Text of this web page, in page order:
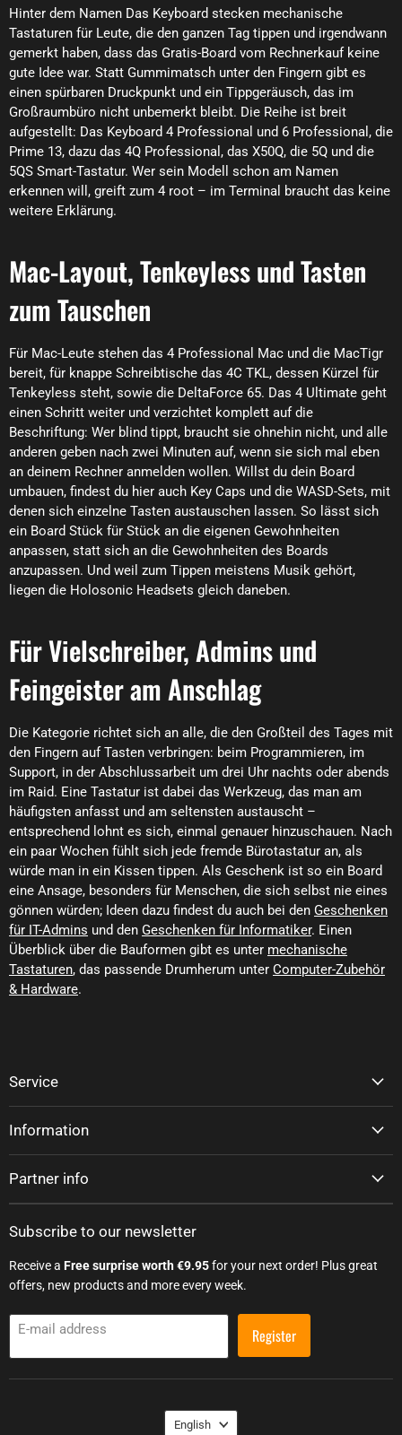
Hinter dem Namen Das Keyboard stecken mechanische
Tastaturen für Leute, die den ganzen Tag tippen und irgendwann
gemerkt haben, dass das Gratis-Board vom Rechnerkauf keine
gute Idee war. Statt Gummimatsch unter den Fingern gibt es
einen spürbaren Druckpunkt und ein Tippgeräusch, das im
Großraumbüro nicht unbemerkt bleibt. Die Reihe ist breit
aufgestellt: Das Keyboard 4 Professional und 6 Professional, die
Prime 13, dazu das 4Q Professional, das X50Q, die 5Q und die
5QS Smart-Tastatur. Wer sein Modell schon am Namen
erkennen will, greift zum 4 root – im Terminal braucht das keine
weitere Erklärung.
Mac-Layout, Tenkeyless und Tasten
zum Tauschen
Für Mac-Leute stehen das 4 Professional Mac und die MacTigr
bereit, für knappe Schreibtische das 4C TKL, dessen Kürzel für
Tenkeyless steht, sowie die DeltaForce 65. Das 4 Ultimate geht
einen Schritt weiter und verzichtet komplett auf die
Beschriftung: Wer blind tippt, braucht sie ohnehin nicht, und alle
anderen geben nach zwei Minuten auf, wenn sie sich mal eben
an deinem Rechner anmelden wollen. Willst du dein Board
umbauen, findest du hier auch Key Caps und die WASD-Sets, mit
denen sich einzelne Tasten austauschen lassen. So lässt sich
ein Board Stück für Stück an die eigenen Gewohnheiten
anpassen, statt sich an die Gewohnheiten des Boards
anzupassen. Und weil zum Tippen meistens Musik gehört,
liegen die Holosonic Headsets gleich daneben.
Für Vielschreiber, Admins und
Feingeister am Anschlag
Die Kategorie richtet sich an alle, die den Großteil des Tages mit
den Fingern auf Tasten verbringen: beim Programmieren, im
Support, in der Abschlussarbeit um drei Uhr nachts oder abends
im Raid. Eine Tastatur ist dabei das Werkzeug, das man am
häufigsten anfasst und am seltensten austauscht –
entsprechend lohnt es sich, einmal genauer hinzuschauen. Nach
ein paar Wochen fühlt sich jede fremde Bürotastatur an, als
würde man in ein Kissen tippen. Als Geschenk ist so ein Board
eine Ansage, besonders für Menschen, die sich selbst nie eines
gönnen würden; Ideen dazu findest du auch bei den Geschenken
für IT-Admins und den Geschenken für Informatiker. Einen
Überblick über die Bauformen gibt es unter mechanische
Tastaturen, das passende Drumherum unter Computer-Zubehör
& Hardware.
Service
Information
Partner info
Subscribe to our newsletter
Receive a Free surprise worth €9.95for your next order! Plus great
offers, new products and more every week.
E-mail address Register
Language
English